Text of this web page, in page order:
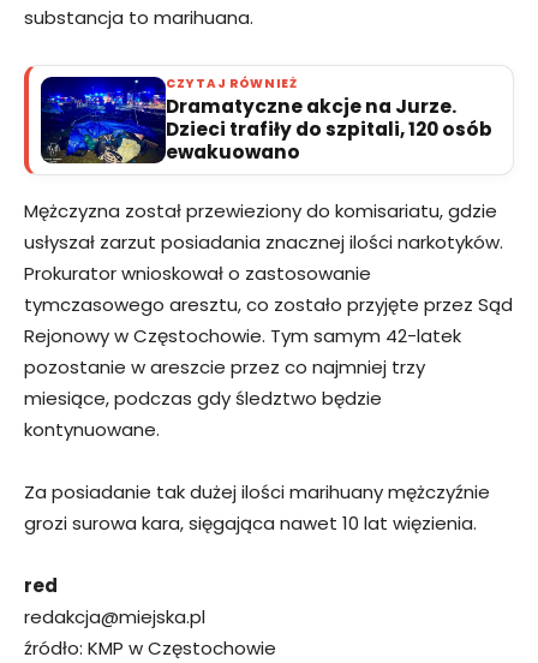
substancja to marihuana.
CZYTAJ RÓWNIEŻ
Dramatyczne akcje na Jurze.
Dzieci trafiły do szpitali, 120 osób
ewakuowano
Mężczyzna został przewieziony do komisariatu, gdzie
usłyszał zarzut posiadania znacznej ilości narkotyków.
Prokurator wnioskował o zastosowanie
tymczasowego aresztu, co zostało przyjęte przez Sąd
Rejonowy w Częstochowie. Tym samym 42-latek
pozostanie w areszcie przez co najmniej trzy
miesiące, podczas gdy śledztwo będzie
kontynuowane.
Za posiadanie tak dużej ilości marihuany mężczyźnie
grozi surowa kara, sięgająca nawet 10 lat więzienia.
red
redakcja@miejska.pl
źródło: KMP w Częstochowie